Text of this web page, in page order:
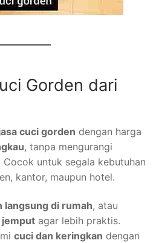
Gorden dari
cuci gorden dengan harga
, tanpa mengurangi
Cocok untuk segala kebutuhan
kantor, maupun hotel.
langsung di rumah, atau
agar lebih praktis.
cuci dan keringkan dengan